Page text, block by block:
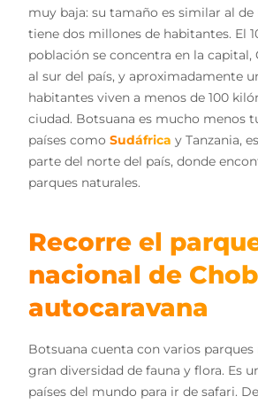
muy baja: su tamaño es similar al de
tiene dos millones de habitantes. El
población se concentra en la capital,
al sur del país, y aproximadamente
habitantes viven a menos de 100
ciudad. Botsuana es mucho menos
países como Sudáfrica y Tanzania,
parte del norte del país, donde
parques naturales.
Recorre el
nacional de
autocaravana
Botsuana cuenta con varios parques
gran diversidad de fauna y flora. Es
países del mundo para ir de safari.